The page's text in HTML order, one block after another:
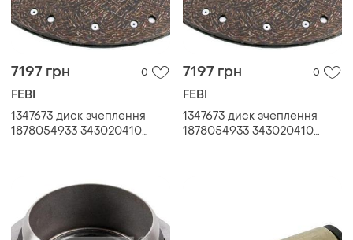
7197 грн 0
FEBI
1347673 диск зчеплення
1878054933 343020410
7197 грн 0
FEBI
1347673 диск зчеплення
1878054933 343020410